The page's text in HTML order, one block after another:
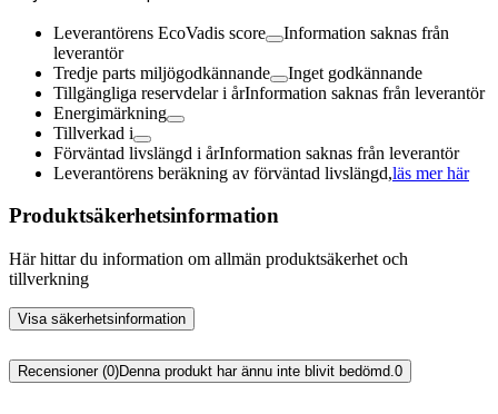
Leverantörens EcoVadis score
Information saknas från
leverantör
Tredje parts miljögodkännande
Inget godkännande
Tillgängliga reservdelar i årInformation saknas från leverantör
Energimärkning
Tillverkad i
Förväntad livslängd i årInformation saknas från leverantör
Leverantörens beräkning av förväntad livslängd,läs mer här
Produktsäkerhetsinformation
Här hittar du information om allmän produktsäkerhet och
tillverkning
Visa säkerhetsinformation
Recensioner (0)Denna produkt har ännu inte blivit bedömd. 0